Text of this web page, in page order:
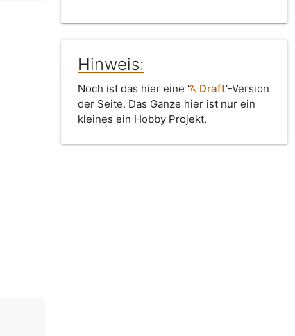
Hinweis:
Noch ist das hier eine ' Draft'-Version
der Seite. Das Ganze hier ist nur ein
kleines ein Hobby Projekt.